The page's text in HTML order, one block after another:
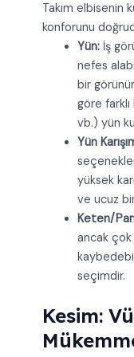
Takım elbisenin
konforunu
Yün:İş
nefes
bir
göre farklı
vb.) yün
Yün
yüksek
ve ucuz
Keten/
ancak çok
seçimdir.
Kesim: